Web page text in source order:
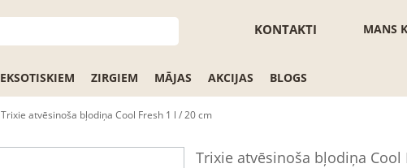
MANS
KONTAKTI
EKSOTISKIEM ZIRGIEM MĀJAS AKCIJAS BLOGS
Trixie atvēsinoša bļodiņa Cool Fresh 1 l / 20 cm
Trixie atvēsinoša bļodiņa Cool